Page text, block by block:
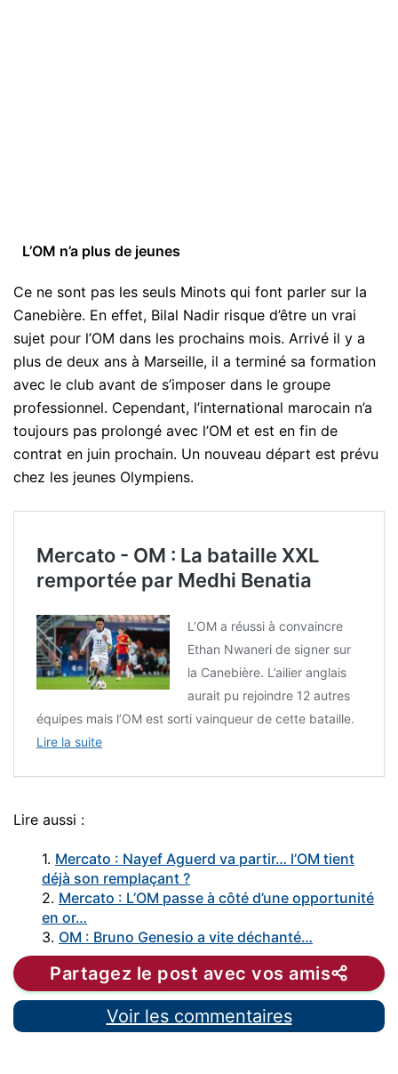
L’OM n’a plus de jeunes
Ce ne sont pas les seuls Minots qui font parler sur la
Canebière. En effet, Bilal Nadir risque d’être un vrai
sujet pour l’OM dans les prochains mois. Arrivé il y a
plus de deux ans à Marseille, il a terminé sa formation
avec le club avant de s’imposer dans le groupe
professionnel. Cependant, l’international marocain n’a
toujours pas prolongé avec l’OM et est en fin de
contrat en juin prochain. Un nouveau départ est prévu
chez les jeunes Olympiens.
Mercato - OM : La bataille XXL
remportée par Medhi Benatia
L’OM a réussi à convaincre
Ethan Nwaneri de signer sur
la Canebière. L’ailier anglais
aurait pu rejoindre 12 autres
équipes mais l’OM est sorti vainqueur de cette bataille.
Lire la suite
Lire aussi :
1. Mercato : Nayef Aguerd va partir… l’OM tient
déjà son remplaçant ?
2. Mercato : L’OM passe à côté d’une opportunité
en or…
3. OM : Bruno Genesio a vite déchanté…
Partagez le post avec vos amis
Voir les commentaires